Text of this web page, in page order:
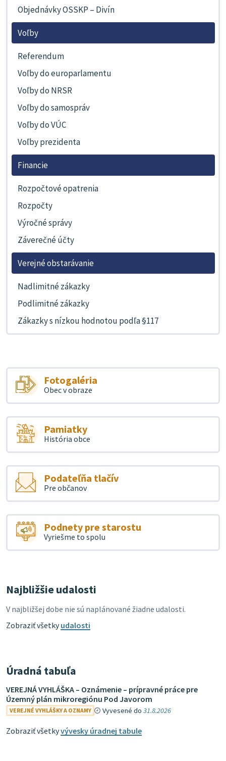
Objednávky OSSKP – Divín
Voľby
Referendum
Voľby do europarlamentu
Voľby do NRSR
Voľby do samospráv
Voľby do VÚC
Voľby prezidenta
Financie
Rozpočtové opatrenia
Rozpočty
Výročné správy
Záverečné účty
Verejné obstarávanie
Nadlimitné zákazky
Podlimitné zákazky
Zákazky s nízkou hodnotou podľa §117
Fotogaléria
Obec v obraze
Pamiatky
História obce
Podateľňa tlačív
Pre občanov
Podnety pre starostu
Vyriešme to spolu
Najbližšie udalosti
V najbližšej dobe nie sú naplánované žiadne udalosti.
Zobraziť všetkyudalosti
Úradná tabuľa
VEREJNÁ VYHLÁŠKA – Oznámenie – prípravné práce pre
Územný plán mikroregiónu Pod Javorom
VEREJNÉ VYHLÁŠKY A OZNAMY Vyvesené do31.8.2026
Zobraziť všetkyvývesky úradnej tabule